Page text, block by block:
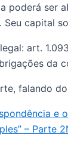
poderá ser
capital
art.
da
falando
e
– Parte 2